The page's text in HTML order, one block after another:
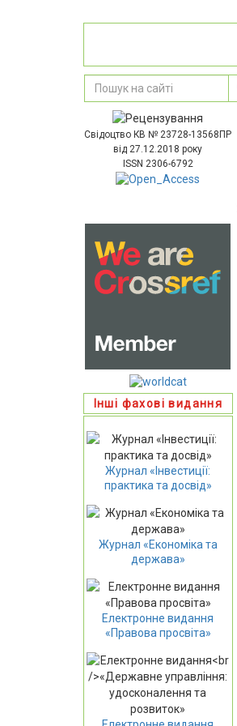
Свідоцтво КВ № 23728-13568ПР
від 27.12.2018 року
ISSN 2306-6792
Інші фахові видання
Журнал «Інвестиції:
практика та досвід»
Журнал «Економіка та
держава»
Електронне видання
«Правова просвіта»